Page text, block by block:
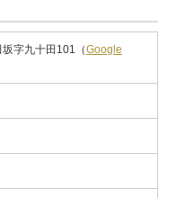
字九十田101（Google